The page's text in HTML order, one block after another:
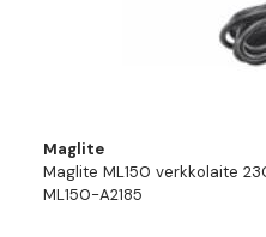
Maglite
Maglite ML150 verkkolaite
ML150-A2185